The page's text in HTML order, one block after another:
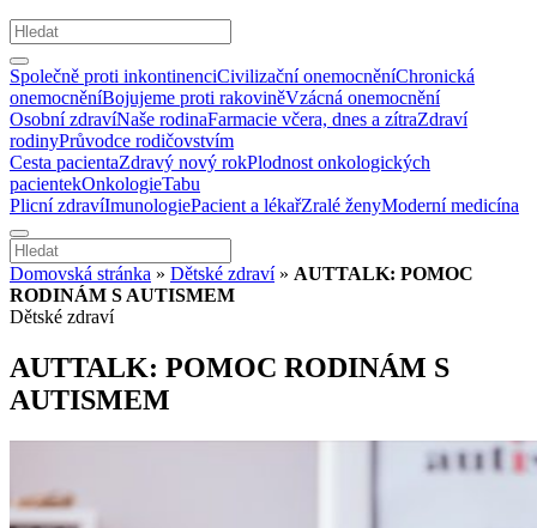
Společně proti inkontinenciCivilizační onemocněníChronická
onemocněníBojujeme proti rakoviněVzácná onemocnění
Osobní zdravíNaše rodinaFarmacie včera, dnes a zítraZdraví
rodinyPrůvodce rodičovstvím
Cesta pacientaZdravý nový rokPlodnost onkologických
pacientekOnkologieTabu
Plicní zdravíImunologiePacient a lékařZralé ženyModerní medicína
Domovská stránka » Dětské zdraví» AUTTALK: POMOC
RODINÁM S AUTISMEM
Dětské zdraví
AUTTALK: POMOC RODINÁM S
AUTISMEM